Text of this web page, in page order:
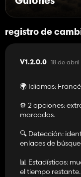
registro de
V1.2.0.0 18 de
🌍 Idiomas:
⚙️ 2 opciones:
marcados.
🔍 Detección:
enlaces de
📊 Estadísticas:
el tiempo restante.